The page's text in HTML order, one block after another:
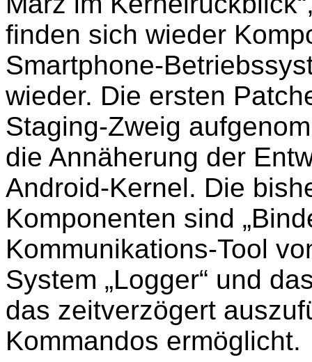
finden sich wieder
Smartphone-
wieder. Die ersten
Staging-Zweig
die Annäherung der
Android-Kernel. Die
Komponenten sind
Kommunikations-Tool
System „Logger“ und
das zeitverzögert
Kommandos ermöglicht.